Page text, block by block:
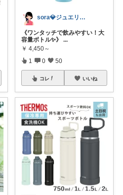
sora💎ジュエリールーム
《ワンタッチで飲みやすい！大
容量ボトル✨》
...
￥ 4,450～
1 0 50
コレ いいね